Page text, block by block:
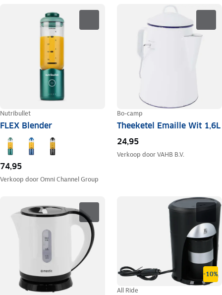
Nutribullet
FLEX Blender
74,95
Verkoop doorOmni Channel Group
Bo-camp
Theeketel Emaille Wit 1,6L
24,95
Verkoop doorVAHB B.V.
-10%
All Ride